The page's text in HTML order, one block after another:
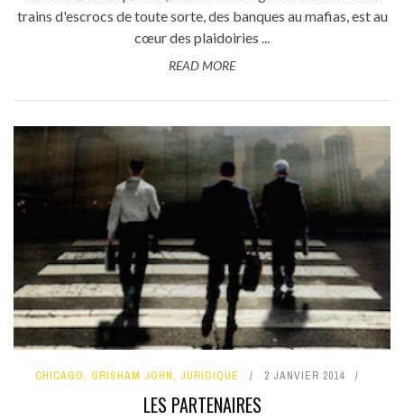
trains d'escrocs de toute sorte, des banques au mafias, est au
cœur des plaidoiries ...
READ MORE
CHICAGO, GRISHAM JOHN, JURIDIQUE 2 JANVIER 2014
LES PARTENAIRES